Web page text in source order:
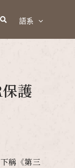
語系
護
稱《第三